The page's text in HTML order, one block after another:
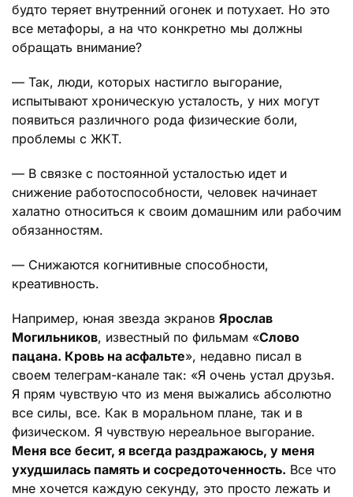
будто теряет внутренний огонек и потухает. Но это
все метафоры, а на что конкретно мы должны
обращать внимание?
— Так, люди, которых настигло выгорание,
испытывают хроническую усталость, у них могут
появиться различного рода физические боли,
проблемы с ЖКТ.
— В связке с постоянной усталостью идет и
снижение работоспособности, человек начинает
халатно относиться к своим домашним или рабочим
обязанностям.
— Снижаются когнитивные способности,
креативность.
Например, юная звезда экранов Ярослав
Могильников, известный по фильмам «Слово
пацана. Кровь на асфальте», недавно писал в
своем телеграм-канале так: «Я очень устал друзья.
Я прям чувствую что из меня выжались абсолютно
все силы, все. Как в моральном плане, так и в
физическом. Я чувствую нереальное выгорание.
Меня все бесит, я всегда раздражаюсь, у меня
ухудшилась память и сосредоточенность. Все что
мне хочется каждую секунду, это просто лежать и